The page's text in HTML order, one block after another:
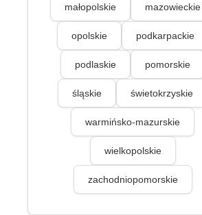
małopolskie mazowieckie
opolskie podkarpackie
podlaskie pomorskie
śląskie świetokrzyskie
warmińsko-mazurskie
wielkopolskie
zachodniopomorskie